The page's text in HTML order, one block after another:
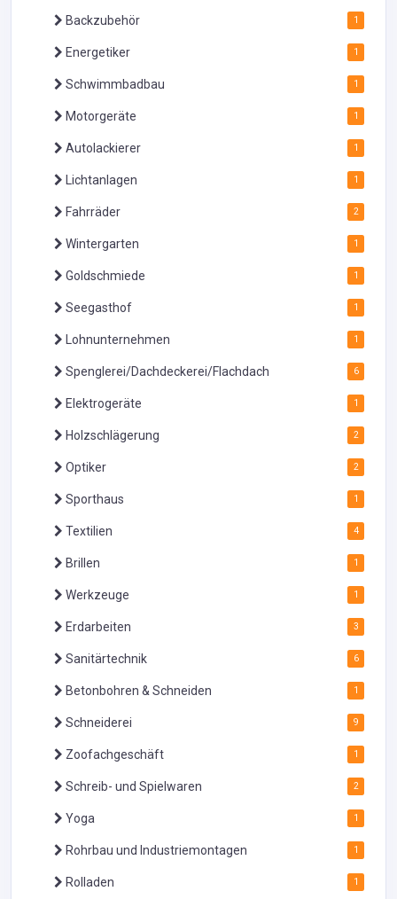
Backzubehör 1
Energetiker 1
Schwimmbadbau 1
Motorgeräte 1
Autolackierer 1
Lichtanlagen 1
Fahrräder 2
Wintergarten 1
Goldschmiede 1
Seegasthof 1
Lohnunternehmen 1
Spenglerei/Dachdeckerei/Flachdach 6
Elektrogeräte 1
Holzschlägerung 2
Optiker 2
Sporthaus 1
Textilien 4
Brillen 1
Werkzeuge 1
Erdarbeiten 3
Sanitärtechnik 6
Betonbohren & Schneiden 1
Schneiderei 9
Zoofachgeschäft 1
Schreib- und Spielwaren 2
Yoga 1
Rohrbau und Industriemontagen 1
Rolladen 1